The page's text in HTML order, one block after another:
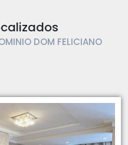
DOM FELICIANO